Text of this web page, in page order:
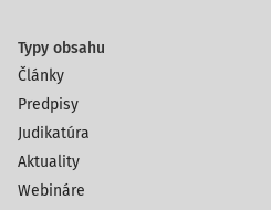
Typy obsahu
Články
Predpisy
Judikatúra
Aktuality
Webináre